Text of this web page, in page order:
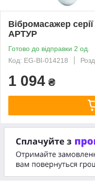
Вібромасажер
АРТУР
Готово до відправки 2 од.
Код: EG-BI-014218
1 094 ₴